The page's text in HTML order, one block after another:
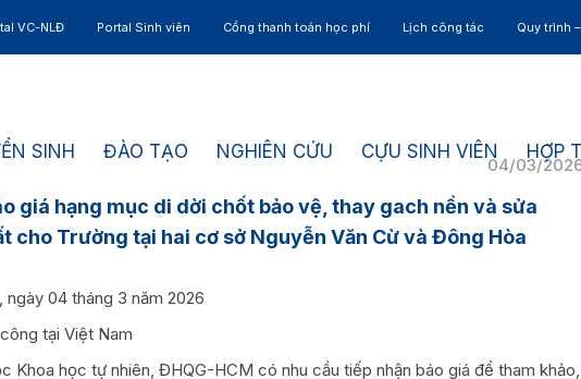
VC-NLĐ Portal Sinh viên Cổng thanh toán học phí Lịch công tác Quy trình
SINH ĐÀO TẠO NGHIÊN CỨU CỰU SINH VIÊN HỢP
04/03/
giá hạng mục di dời chốt bảo vệ, thay gach nền và sửa
cho Trường tại hai cơ sở Nguyễn Văn Cừ và Đông Hòa
ngày 04 tháng 3 năm 2026
tại Việt Nam
Khoa học tự nhiên, ĐHQG-HCM có nhu cầu tiếp nhận báo giá để tham khảo,